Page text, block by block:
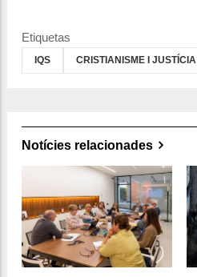
Etiquetas
IQS CRISTIANISME I JUSTÍCIA
Notícies relacionades